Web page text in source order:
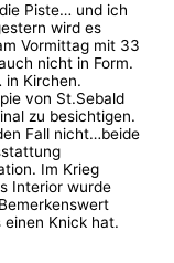
Piste… und ich
wird es
Vormittag mit 33
nicht in Form.
in Kirchen.
von St.Sebald
zu besichtigen.
Fall nicht…beide
Im Krieg
Interior wurde
Knick hat.